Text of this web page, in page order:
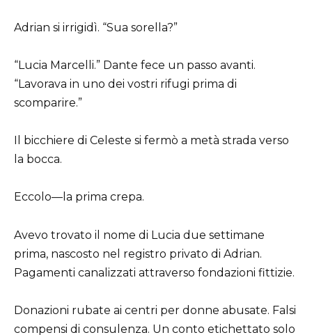
Adrian si irrigidì. “Sua sorella?”
“Lucia Marcelli.” Dante fece un passo avanti.
“Lavorava in uno dei vostri rifugi prima di
scomparire.”
Il bicchiere di Celeste si fermò a metà strada verso
la bocca.
Eccolo—la prima crepa.
Avevo trovato il nome di Lucia due settimane
prima, nascosto nel registro privato di Adrian.
Pagamenti canalizzati attraverso fondazioni fittizie.
Donazioni rubate ai centri per donne abusate. Falsi
compensi di consulenza. Un conto etichettato solo